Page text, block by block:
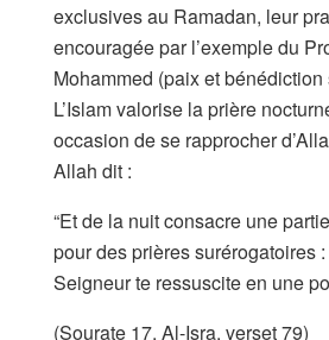
exclusives au Ramadan, leur
encouragée par l’exemple du
Mohammed (paix et
L’Islam valorise la prière
occasion de se rapprocher
Allah dit :
“Et de la nuit consacre une
pour des prières surérogatoires
Seigneur te ressuscite en une
(Sourate 17, Al-Isra, verset 79)